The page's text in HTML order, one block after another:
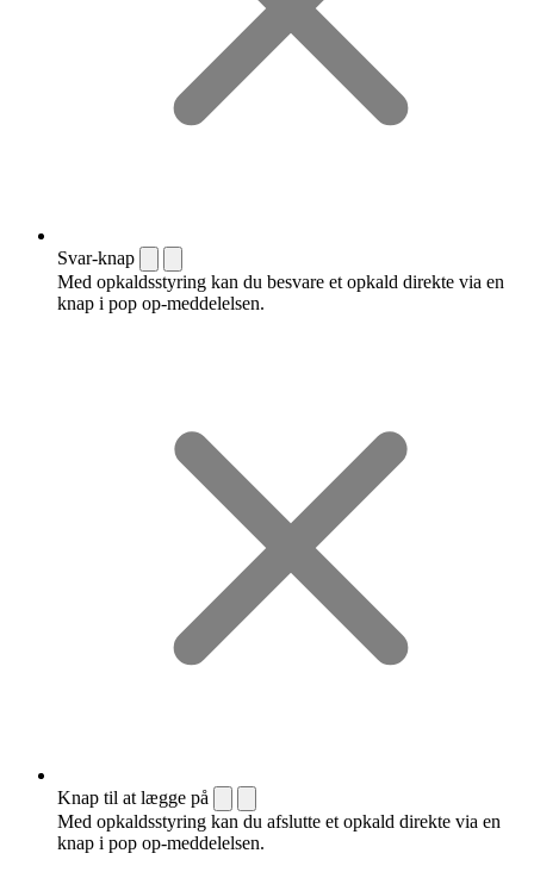
Svar-knap
Med opkaldsstyring kan du besvare et opkald direkte via en
knap i pop op-meddelelsen.
Knap til at lægge på
Med opkaldsstyring kan du afslutte et opkald direkte via en
knap i pop op-meddelelsen.